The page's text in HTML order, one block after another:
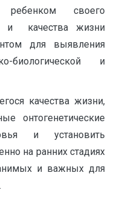
ребенком своего
и качества жизни
для выявления
биологической и
качества жизни,
онтогенетические
и установить
на ранних стадиях
и важных для